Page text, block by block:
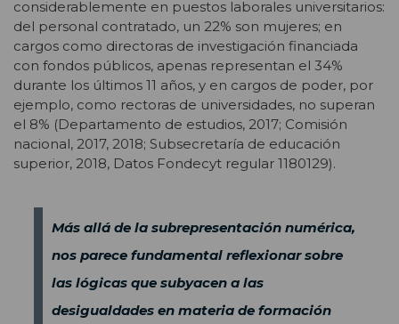
considerablemente en puestos laborales universitarios:
del personal contratado, un 22% son mujeres; en
cargos como directoras de investigación financiada
con fondos públicos, apenas representan el 34%
durante los últimos 11 años, y en cargos de poder, por
ejemplo, como rectoras de universidades, no superan
el 8% (Departamento de estudios, 2017; Comisión
nacional, 2017, 2018; Subsecretaría de educación
superior, 2018, Datos Fondecyt regular 1180129).
Más allá de la subrepresentación numérica,
nos parece fundamental reflexionar sobre
las lógicas que subyacen a las
desigualdades en materia de formación